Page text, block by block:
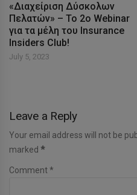
«Διαχείριση Δύσκολων
Πελατών» – Το 2ο Webinar
για τα μέλη του Insurance
Insiders Club!
July 5, 2023
Leave a Reply
Your email address will not be
marked *
Comment *